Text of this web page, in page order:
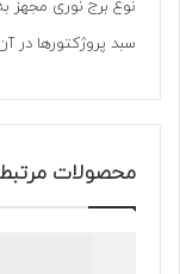
نوع برج نوری مجهز
سبد پروژکتورها در
محصولات مرتبط